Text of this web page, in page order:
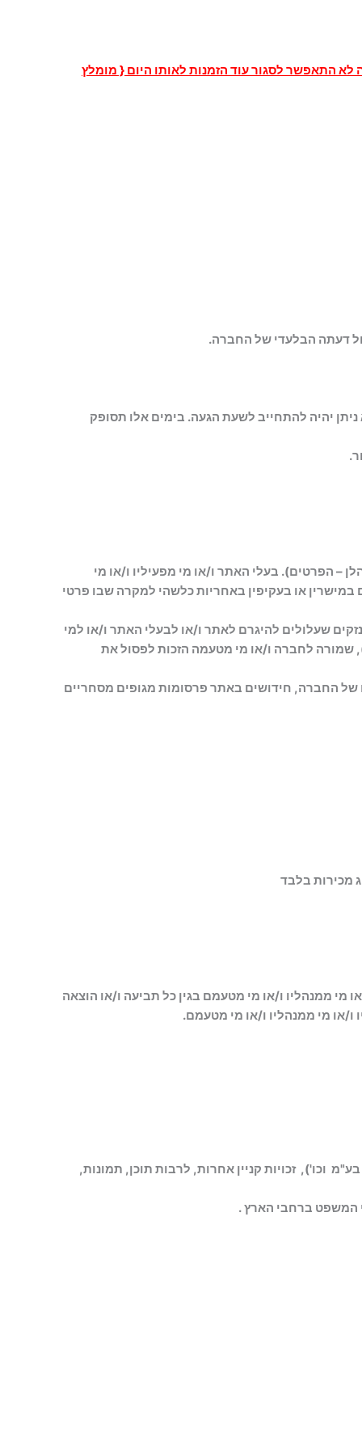
התאפשר לסגור עוד הזמנות לאותו היום { מומלץ
דעתה הבלעדי של החברה.
עד 12:00 (בשעון חורף עד 12:00) למעט ערבי חג, בהם לא ניתן יהיה להתחייב לשעת הגעה. בימים אלו תסופק
– הפרטים). בעלי האתר ו/או מי מפעיליו ו/או מי
או בעקיפין באחריות כלשהי למקרה שבו פרטי
שעלולים להיגרם לאתר ו/או לבעלי האתר ו/או למי
שמורה לחברה ו/או מי מטעמה הזכות לפסול את
החברה, חידושים באתר פרסומות מגופים מסחריים
מכירות בלבד
ממנהליו ו/או מי מטעמם בגין כל תביעה ו/או הוצאה
ו/או מי ממנהליו ו/או מי מטעמם.
בע"מ וכו'), זכויות קניין אחרות, לרבות תוכן, תמונות,
המשפט ברחבי הארץ.